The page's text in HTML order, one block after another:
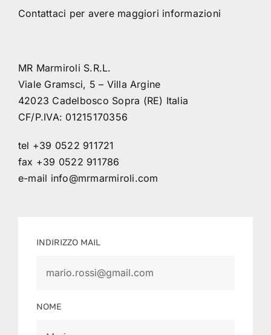
Contattaci per avere maggiori informazioni
MR Marmiroli S.R.L.
Viale Gramsci, 5 – Villa Argine
42023 Cadelbosco Sopra (RE) Italia
CF/P.IVA: 01215170356
tel +39 0522 911721
fax +39 0522 911786
e-mail info@mrmarmiroli.com
INDIRIZZO MAIL
NOME